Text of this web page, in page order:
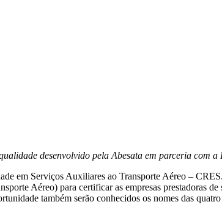
desenvolvido pela Abesata em parceria com a
em Serviços Auxiliares ao Transporte Aéreo –
Aéreo) para certificar as empresas prestadoras
também serão conhecidos os nomes das